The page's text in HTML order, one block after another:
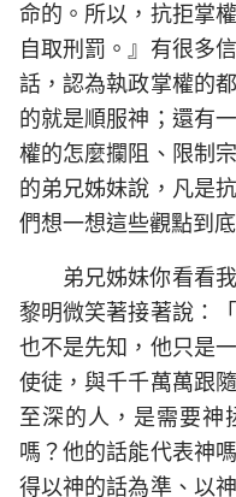
命的。所以，抗拒掌
自取刑罰。』有很多
話，認為執政掌權的
的就是順服神；還有
權的怎麼攔阻、限制
的弟兄姊妹說，凡是
們想一想這些觀點到底
弟兄姊妹你看看
黎明微笑著接著說：
也不是先知，他只是
使徒，與千千萬萬跟
至深的人，是需要神
嗎？他的話能代表神
得以神的話為準、以